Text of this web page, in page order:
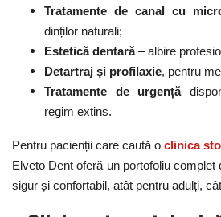
Tratamente de canal cu
dinților naturali;
Estetică dentară– albire
Detartraj și profilaxie, pentru
Tratamente de urgență
regim extins.
Pentru pacienții care caută o clinica
Elveto Dent oferă un portofoliu
sigur și confortabil, atât pentru adulți,